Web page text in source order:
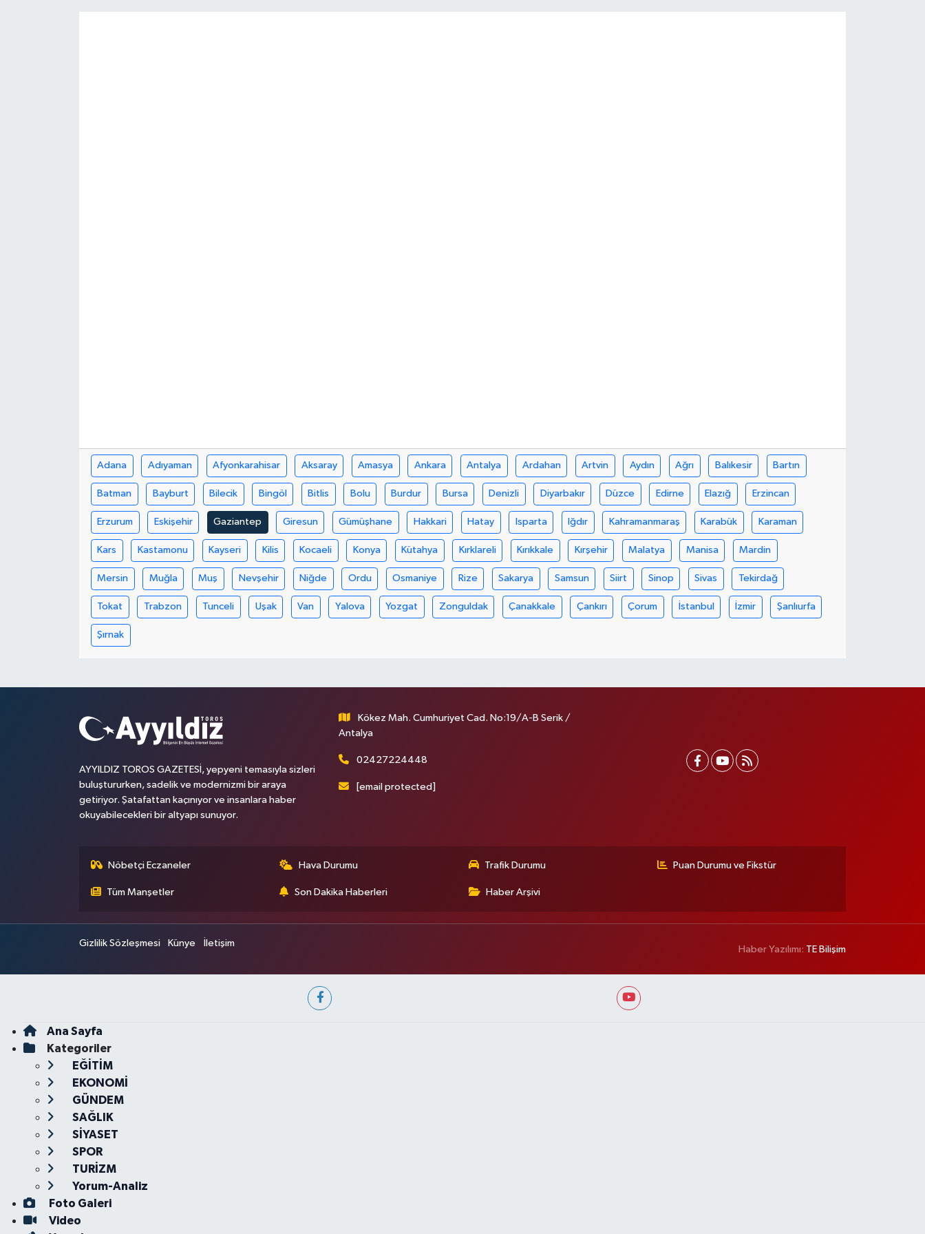
Adana Adıyaman Afyonkarahisar Aksaray Amasya Ankara Antalya Ardahan Artvin Aydın Ağrı Balıkesir Bartın
Batman Bayburt Bilecik Bingöl Bitlis Bolu Burdur Bursa Denizli Diyarbakır Düzce Edirne Elazığ Erzincan
Erzurum Eskişehir Gaziantep Giresun Gümüşhane Hakkari Hatay Isparta Iğdır Kahramanmaraş Karabük Karaman
Kars Kastamonu Kayseri Kilis Kocaeli Konya Kütahya Kırklareli Kırıkkale Kırşehir Malatya Manisa Mardin
Mersin Muğla Muş Nevşehir Niğde Ordu Osmaniye Rize Sakarya Samsun Siirt Sinop Sivas Tekirdağ
Tokat Trabzon Tunceli Uşak Van Yalova Yozgat Zonguldak Çanakkale Çankırı Çorum İstanbul İzmir Şanlıurfa
Şırnak
AYYILDIZ TOROS GAZETESİ, yepyeni temasıyla sizleri
buluştururken, sadelik ve modernizmi bir araya
getiriyor. Şatafattan kaçınıyor ve insanlara haber
okuyabilecekleri bir altyapı sunuyor.
Kökez Mah. Cumhuriyet Cad. No:19/A-B Serik /
Antalya
02427224448
[email protected]
Nöbetçi Eczaneler Hava Durumu Trafik Durumu Puan Durumu ve Fikstür
Tüm Manşetler Son Dakika Haberleri Haber Arşivi
Gizlilik Sözleşmesi Künye İletişim
Haber Yazılımı: TE Bilişim
Ana Sayfa
Kategoriler
EĞİTİM
EKONOMİ
GÜNDEM
SAĞLIK
SİYASET
SPOR
TURİZM
Yorum-Analiz
Foto Galeri
Video